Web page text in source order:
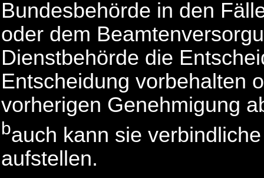
Bundesbehörde in den
oder dem
Dienstbehörde die
Entscheidung vorbehalten
vorherigen Genehmigung
bauch kann sie
aufstellen.